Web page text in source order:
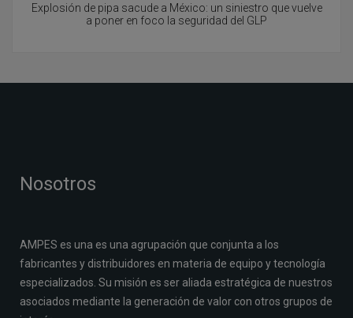
Explosión de pipa sacude a México: un siniestro que vuelve
a poner en foco la seguridad del GLP
Nosotros
AMPES es una es una agrupación que conjunta a los
fabricantes y distribuidores en materia de equipo y tecnología
especializados. Su misión es ser aliada estratégica de nuestros
asociados mediante la generación de valor con otros grupos de